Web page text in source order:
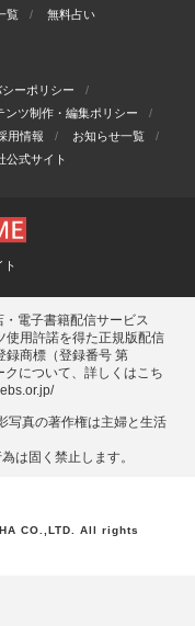
覧 無料占い
ーポリシー
ンツ制作・編集ポリシー
用情報
お知らせ一覧
公式サイト
ト
電子書籍配信サービス
使用許諾を得た正規版配信
録商標（登録番号 第
について、詳しくはこち
写真の著作権は主婦と⽣活
は固く禁⽌します。
CO.,LTD. All rights